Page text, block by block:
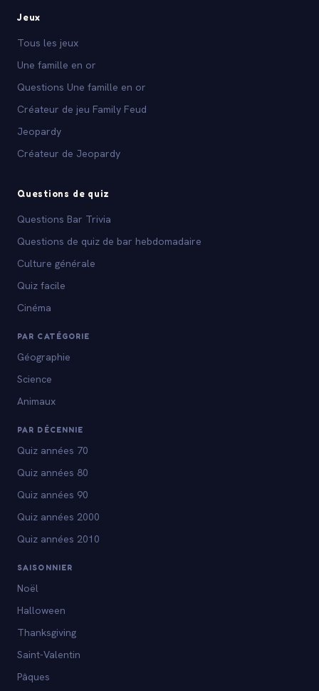
Jeux
Tous les jeux
Une famille en or
Questions Une famille en or
Créateur de jeu Family Feud
Jeopardy
Créateur de Jeopardy
Questions de quiz
Questions Bar Trivia
Questions de quiz de bar hebdomadaire
Culture générale
Quiz facile
Cinéma
PAR CATÉGORIE
Géographie
Science
Animaux
PAR DÉCENNIE
Quiz années 70
Quiz années 80
Quiz années 90
Quiz années 2000
Quiz années 2010
SAISONNIER
Noël
Halloween
Thanksgiving
Saint-Valentin
Pâques